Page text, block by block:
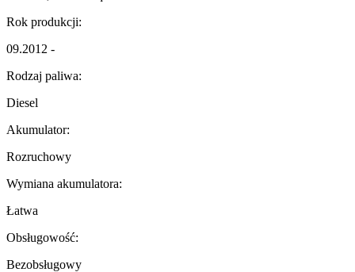
Rok produkcji:
09.2012 -
Rodzaj paliwa:
Diesel
Akumulator:
Rozruchowy
Wymiana akumulatora:
Łatwa
Obsługowość:
Bezobsługowy